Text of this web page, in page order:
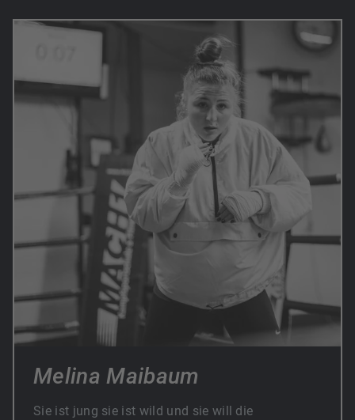
Melina Maibaum
Sie ist jung sie ist wild und sie will die